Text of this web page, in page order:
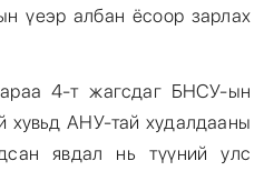
үеэр албан ёсоор зарлах
4-т жагсдаг БНСУ-ын
АНУ-тай худалдааны
явдал нь түүний улс